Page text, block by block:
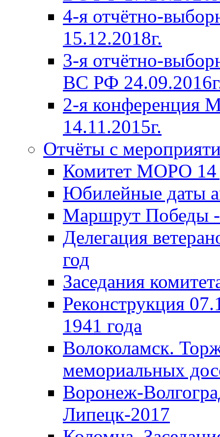
4-я отчётно-
15.12.2018г.
3-я отчётно-
ВС РФ
2-я
14.11.2015г.
Отчёты с
Комитет МОРО 14
Юбилейные даты
Маршрут Победы
Делегация
год
Заседания
Реконструкция
1941 года
Волоколамск.
мемориальных
Воронеж-
Липецк-2017